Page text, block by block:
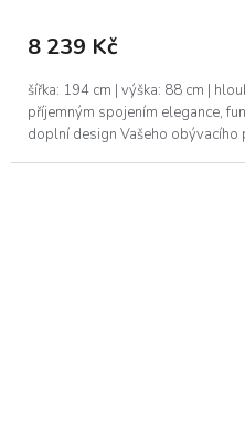
8 239 Kč
šířka: 194 cm | výška: 88 cm |
příjemným spojením elegance,
doplní design Vašeho obývacího